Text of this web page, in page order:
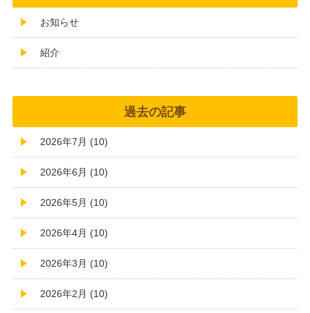
お知らせ
紹介
過去の記事
2026年7月 (10)
2026年6月 (10)
2026年5月 (10)
2026年4月 (10)
2026年3月 (10)
2026年2月 (10)